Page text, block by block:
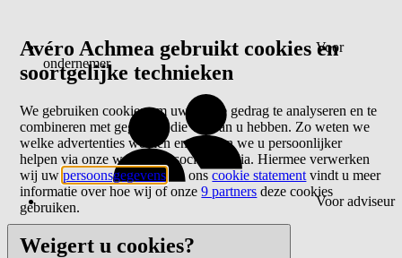
Voor
ondernemer
Voor adviseur
Avéro Achmea gebruikt cookies en
soortgelijke technieken
We gebruiken cookies om uw online gedrag te analyseren en te
combineren met gegevens die we van u hebben. Zo weten we
welke advertenties werken en kunnen we u persoonlijker
helpen via onze website of sociale media. Hiermee verwerken
wij uwpersoonsgegevens . In onscookie statement vindt u meer
informatie over hoe wij of onze9 partners deze cookies
gebruiken.
Weigert u cookies?